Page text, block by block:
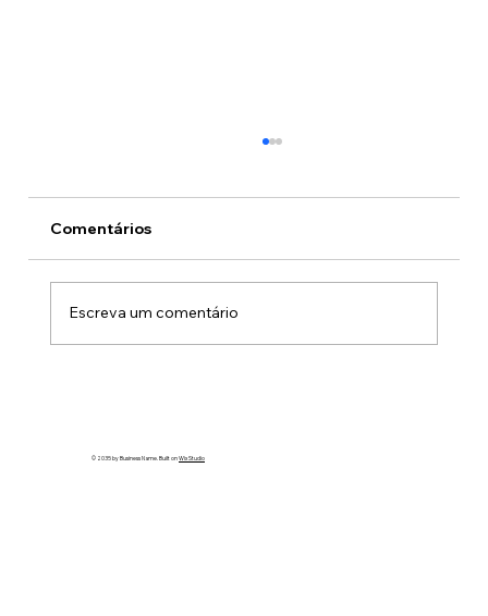
Comentários
Escreva um comentário
© 2035 by Business Name. Built onWix Studio